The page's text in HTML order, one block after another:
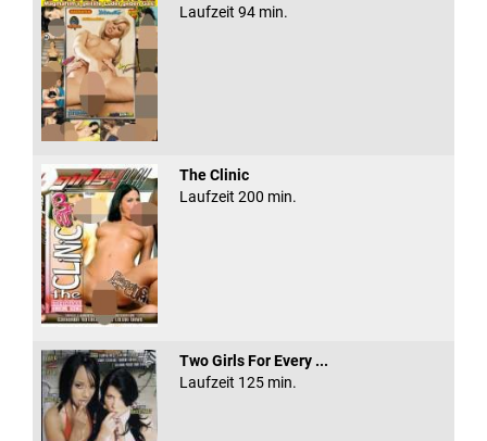
Laufzeit 94 min.
The Clinic
Laufzeit 200 min.
Two Girls For Every ...
Laufzeit 125 min.